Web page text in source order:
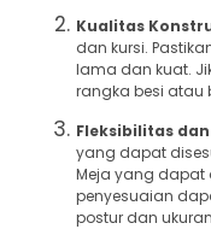
Kualitas
dan kursi.
lama dan kuat.
rangka besi atau
Fleksibilitas
yang dapat
Meja yang dapat
penyesuaian
postur dan